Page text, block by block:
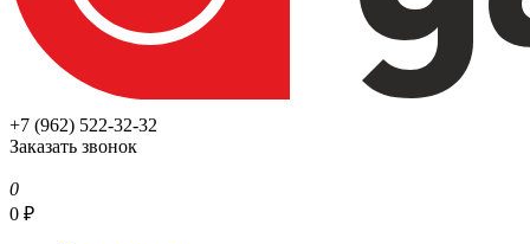
+7 (962) 522-32-32
Заказать звонок
0
0 ₽